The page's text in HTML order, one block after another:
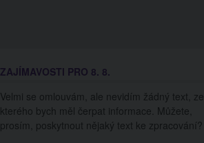
ZAJÍMAVOSTI PRO 8. 8.
Velmi se omlouvám, ale nevidím žádný text, ze
kterého bych měl čerpat informace. Můžete,
prosím, poskytnout nějaký text ke zpracování?